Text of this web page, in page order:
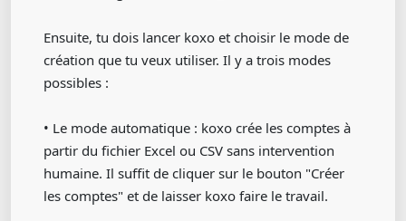
Ensuite, tu dois lancer koxo et choisir le mode de
création que tu veux utiliser. Il y a trois modes
possibles :
• Le mode automatique : koxo crée les comptes à
partir du fichier Excel ou CSV sans intervention
humaine. Il suffit de cliquer sur le bouton "Créer
les comptes" et de laisser koxo faire le travail.